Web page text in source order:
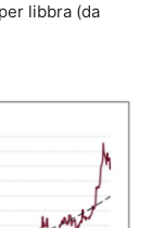
libbra (da